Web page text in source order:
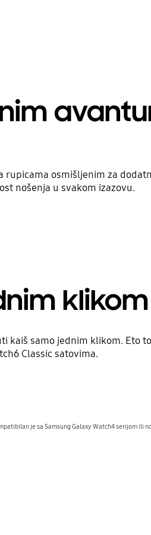
rupicama osmišljenim za
nošenja u svakom izazovu.
klikom
kaiš samo jednim klikom. Eto
Classic satovima.
je sa Samsung Galaxy Watch4 serijom ili